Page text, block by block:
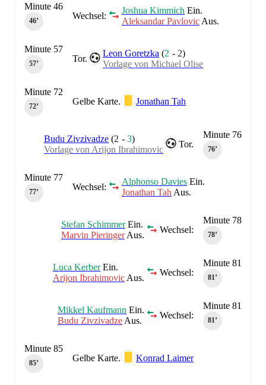
Wechsel:
Joshua Kimmich Ein.
Aleksandar Pavlovic Aus.
Minute 46
46‎’‎
Tor.
Leon Goretzka (2 - 2)
Vorlage von Michael Olise
Minute 57
57‎’‎
Gelbe Karte. Jonathan Tah
Minute 72
72‎’‎
Minute 76
76‎’‎
Tor.
Budu Zivzivadze (2 -3)
Vorlage von Arijon Ibrahimovic
Wechsel:
Alphonso Davies Ein.
Jonathan Tah Aus.
Minute 77
77‎’‎
Minute 78
78‎’‎
Wechsel:
Stefan SchimmerEin.
Marvin PieringerAus.
Minute 81
81‎’‎
Wechsel:
Luca KerberEin.
Arijon Ibrahimovic Aus.
Minute 81
81‎’‎
Wechsel:
Mikkel Kaufmann Ein.
Budu Zivzivadze Aus.
Gelbe Karte. Konrad Laimer
Minute 85
85‎’‎